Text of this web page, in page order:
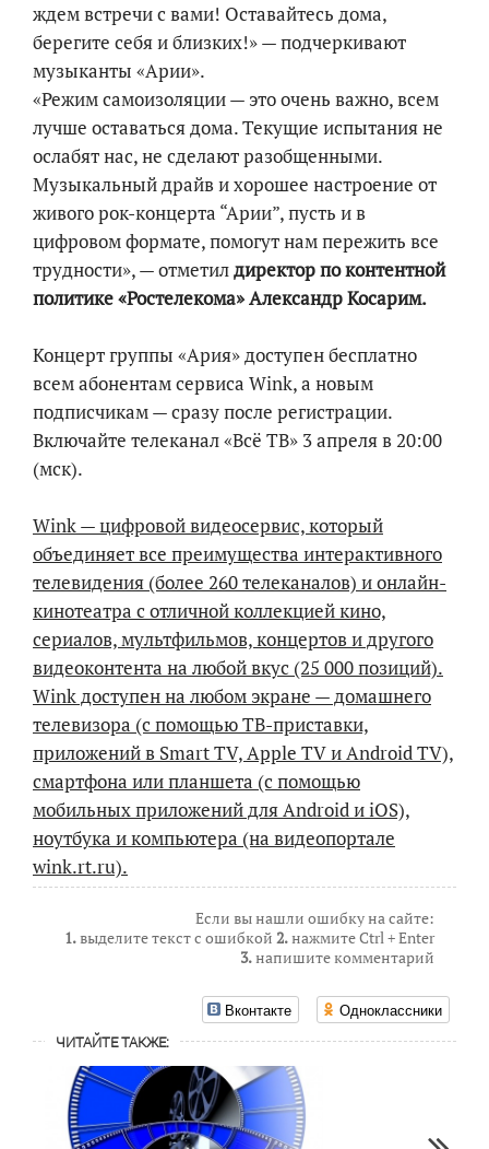
ждем встречи с вами! Оставайтесь дома,
берегите себя и близких!» — подчеркивают
музыканты «Арии».
«Режим самоизоляции — это очень важно, всем
лучше оставаться дома. Текущие испытания не
ослабят нас, не сделают разобщенными.
Музыкальный драйв и хорошее настроение от
живого рок-концерта “Арии”, пусть и в
цифровом формате, помогут нам пережить все
трудности», — отметилдиректор по контентной
политике «Ростелекома» Александр Косарим.
Концерт группы «Ария» доступен бесплатно
всем абонентам сервиса Wink, а новым
подписчикам — сразу после регистрации.
Включайте телеканал «Всё ТВ» 3 апреля в 20:00
(мск).
Wink — цифровой видеосервис, который
объединяет все преимущества интерактивного
телевидения (более 260 телеканалов) и онлайн-
кинотеатра с отличной коллекцией кино,
сериалов, мультфильмов, концертов и другого
видеоконтента на любой вкус (25 000 позиций).
Wink доступен на любом экране — домашнего
телевизора (с помощью ТВ-приставки,
приложений в Smart TV, Apple TV и Android TV),
смартфона или планшета (с помощью
мобильных приложений для Android и iOS),
ноутбука и компьютера (на видеопортале
wink.rt.ru).
Если вы нашли ошибку на сайте:
1.выделите текст с ошибкой 2.нажмите Ctrl + Enter
3.напишите комментарий
Вконтакте Одноклассники
ЧИТАЙТЕ ТАКЖЕ: